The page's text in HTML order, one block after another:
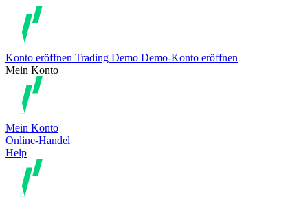
Konto eröffnen Trading Demo Demo-Konto eröffnen
Mein Konto
Mein Konto
Online-Handel
Help